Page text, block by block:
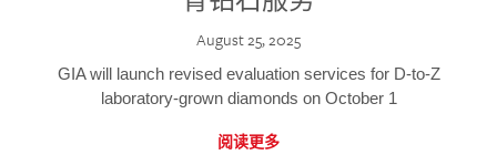
August 25, 2025
GIA will launch revised evaluation services for D-to-Z
laboratory-grown diamonds on October 1
阅读更多